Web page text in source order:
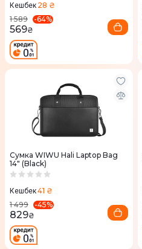
Кешбек 28 ₴
1 589
-64%
569₴
Сумка WIWU Hali Laptop Bag
14" (Black)
Кешбек41 ₴
1 499
-45%
829₴